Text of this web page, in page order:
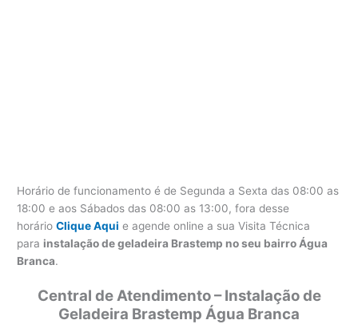
Horário de funcionamento é de Segunda a Sexta das 08:00 as
18:00 e aos Sábados das 08:00 as 13:00, fora desse
horárioClique Aqui e agende online a sua Visita Técnica
para instalação de geladeira Brastemp no seu bairro Água
Branca.
Central de Atendimento – Instalação de
Geladeira Brastemp Água Branca